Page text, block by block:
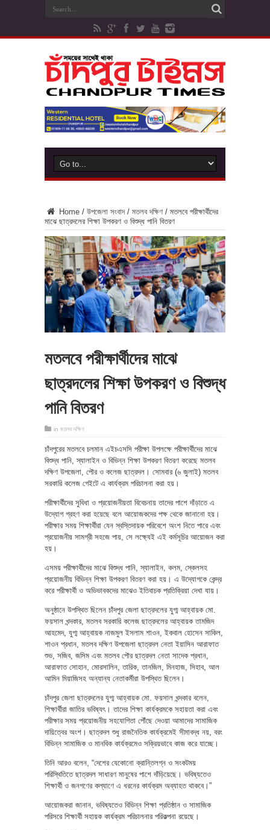
Home / উপজেলা সংবাদ / মতলব দক্ষিণ / মতলবে পরীক্ষার্থীদের
মাঝে ছাত্রদলের শিক্ষা উপকরণ ও বিশুদ্ধ পানি বিতরণ
মতলবে পরীক্ষার্থীদের মাঝে
ছাত্রদলের শিক্ষা উপকরণ ও বিশুদ্ধ
পানি বিতরণ
in মতলব দক্ষিণ
চাঁদপুরের মতলবে চলমান এইচএসসি পরীক্ষা উপলক্ষে পরীক্ষার্থীদের মাঝে
বিশুদ্ধ পানি, স্যালাইন ও বিভিন্ন শিক্ষা উপকরণ বিতরণ করেছে মতলব
দক্ষিণ উপজেলা, পৌর ও কলেজ ছাত্রদল। সোমবার (৬ জুলাই) মতলব
সরকারি কলেজ গেইটে এ কার্যক্রম পরিচালনা করা হয়।
পরীক্ষার্থীদের সুবিধা ও প্রয়োজনীয়তা বিবেচনায় তাদের পাশে দাঁড়াতে এ
উদ্যোগ গ্রহণ করা হয়েছে বলে আয়োজকদের পক্ষ থেকে জানানো হয়।
পরীক্ষার সময় শিক্ষার্থীরা যেন স্বস্তিদায়ক পরিবেশে অংশ নিতে পারে এবং
প্রয়োজনীয় সামগ্রী সহজে পায়, সে লক্ষ্যেই এই কর্মসূচির আয়োজন করা
হয়।
এসময় পরীক্ষার্থীদের মাঝে বিশুদ্ধ পানি, স্যালাইন, কলম, স্কেলসহ
প্রয়োজনীয় বিভিন্ন শিক্ষা উপকরণ বিতরণ করা হয়। এ উদ্যোগকে কেন্দ্র
করে পরীক্ষার্থী ও অভিভাবকদের মাঝেও ইতিবাচক প্রতিক্রিয়া দেখা যায়।
অনুষ্ঠানে উপস্থিত ছিলেন চাঁদপুর জেলা ছাত্রদলের যুগ্ম আহ্বায়ক মো.
ফয়সাল খন্দকার, মতলব সরকারি কলেজ ছাত্রদলের আহ্বায়ক তামজিদ
আহমেদ, যুগ্ম আহ্বায়ক নাজমুল ইসলাম শাওন, ইকবাল হোসেন সাকিল,
শাওন প্রধান, মতলব দক্ষিণ উপজেলা ছাত্রদল নেতা ইয়াসিন আরাফাত
শুভ, সজিব, জসিম এবং মতলব পৌর ছাত্রদল নেতা সাদেক প্রধান,
আরাফাত সোহান, মোরসালিন, তারিক, তানজিল, মিনহাজ, সিহাব, আল
আমিন মিয়াজিসহ অন্যান্য নেতাকর্মীরা উপস্থিত ছিলেন।
চাঁদপুর জেলা ছাত্রদলের যুগ্ম আহ্বায়ক মো. ফয়সাল খন্দকার বলেন,
শিক্ষার্থীরা জাতির ভবিষ্যৎ। তাদের শিক্ষা কার্যক্রমকে সহায়তা করা এবং
পরীক্ষার সময় প্রয়োজনীয় সহযোগিতা পৌঁছে দেওয়া আমাদের সামাজিক
দায়িত্বের অংশ। ছাত্রদল শুধু রাজনৈতিক কার্যক্রমেই সীমাবদ্ধ নয়, বরং
বিভিন্ন সামাজিক ও মানবিক কার্যক্রমেও সক্রিয়ভাবে কাজ করে যাচ্ছে।
তিনি আরও বলেন, “দেশের যেকোনো ক্রান্তিলগ্ন ও সংকটময়
পরিস্থিতিতে ছাত্রদল সাধারণ মানুষের পাশে দাঁড়িয়েছে। ভবিষ্যতেও
শিক্ষার্থী ও জনগণের কল্যাণে এ ধরনের কার্যক্রম অব্যাহত থাকবে।”
আয়োজকরা জানান, ভবিষ্যতেও বিভিন্ন শিক্ষা প্রতিষ্ঠান ও সামাজিক
পরিসরে শিক্ষার্থী সহায়ক কার্যক্রম পরিচালনার পরিকল্পনা রয়েছে।